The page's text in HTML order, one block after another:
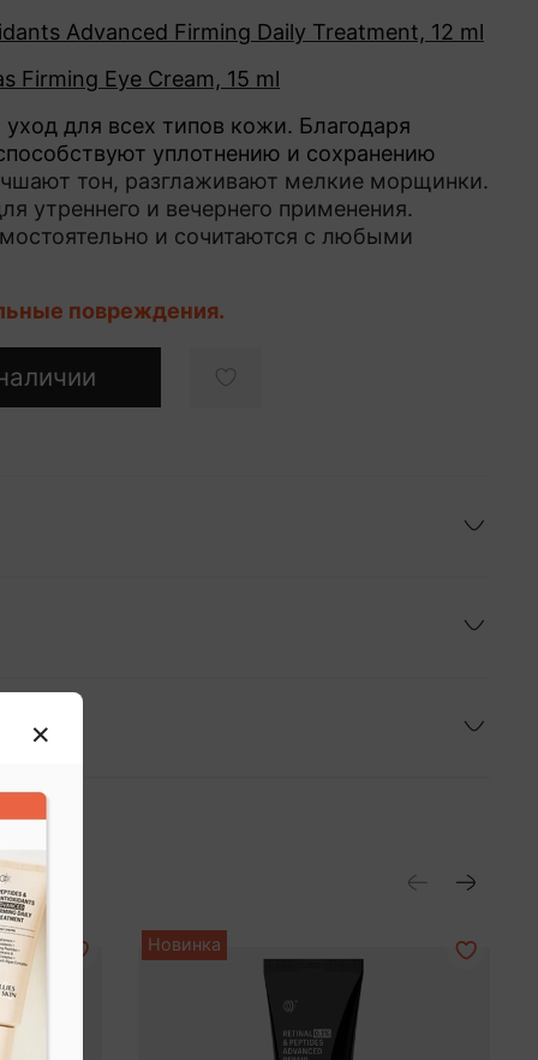
Advanced Firming Daily Treatment, 12 ml
Firming Eye Cream, 15 ml
для всех типов кожи. Благодаря
уплотнению и сохранению
тон, разглаживают мелкие морщинки.
утреннего и вечернего применения.
и сочитаются с любыми
повреждения.
Новинка